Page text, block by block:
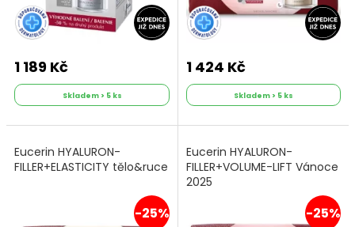
1 189 Kč
Skladem > 5 ks
1 424 Kč
Skladem > 5 ks
Eucerin HYALURON-
FILLER+ELASTICITY tělo&ruce
-25%
Eucerin HYALURON-
FILLER+VOLUME-LIFT Vánoce
2025
-25%